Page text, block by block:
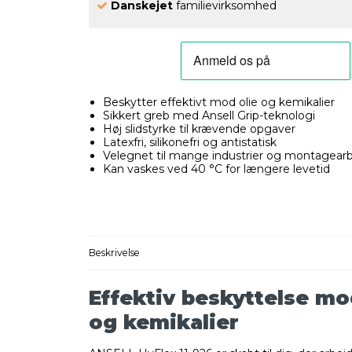
Danskejet familievirksomhed
Beskytter effektivt mod olie og kemikalier
Sikkert greb med Ansell Grip-teknologi
Høj slidstyrke til krævende opgaver
Latexfri, silikonefri og antistatisk
Velegnet til mange industrier og
Kan vaskes ved 40 °C for længere levetid
Beskrivelse
Effektiv beskyttelse
og kemikalier